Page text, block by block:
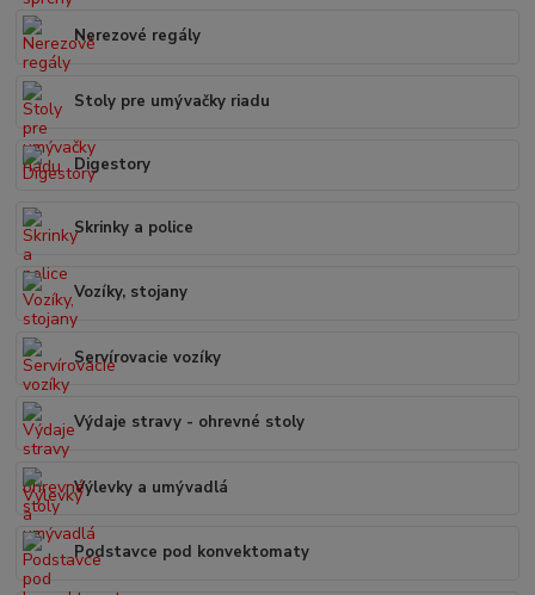
Nerezové regály
Stoly pre umývačky riadu
Digestory
Skrinky a police
Vozíky, stojany
Servírovacie vozíky
Výdaje stravy - ohrevné stoly
Výlevky a umývadlá
Podstavce pod konvektomaty